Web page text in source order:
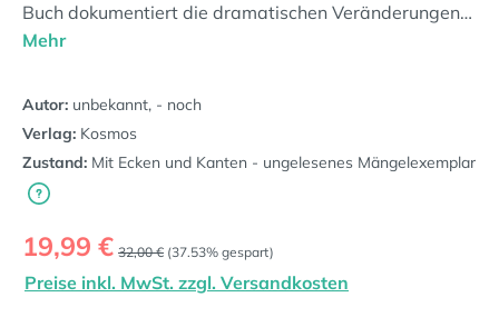
Buch dokumentiert die dramatischen Veränderungen…
Mehr
Autor: unbekannt, - noch
Verlag: Kosmos
Zustand: Mit Ecken und Kanten - ungelesenes Mängelexemplar
Verkaufspreis:
19,99 € Regulärer Preis:
32,00 € (37.53% gespart)
Preise inkl. MwSt. zzgl. Versandkosten